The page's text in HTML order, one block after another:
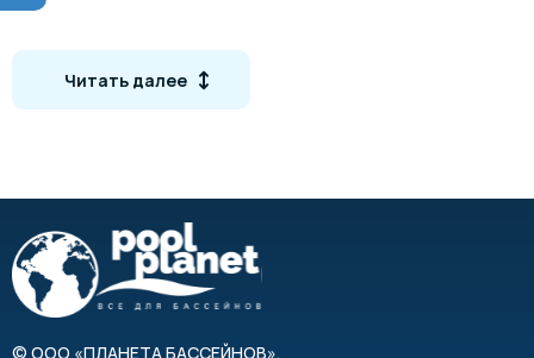
Цветовая гамма
Читать далее
© ООО «ПЛАНЕТА БАССЕЙНОВ»,